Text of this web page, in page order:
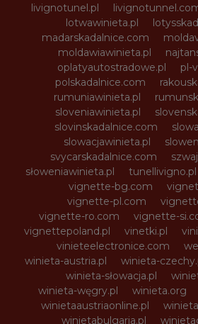
livignotunel.pl
lotwawinieta.pl
madarskadalnice.com
moldawiawinieta.pl
oplatyautostradowe.pl
pl-
polskadalnice.com
rumuniawinieta.pl
sloveniawinieta.pl
slovinskadalnice.com
slowacjawinieta.pl
svycarskadalnice.com
słoweniawinieta.pl
tunellivigno.pl
vignette-bg.com
vignette-pl.com
vignette-ro.com
vignette-
vignettepoland.pl
vinetki.pl
vinieteelectronice.com
winieta-austria.pl
winieta-
winieta-słowacja.pl
winieta-węgry.pl
winieta.org
winietaaustriaonline.pl
winietabulgaria.pl